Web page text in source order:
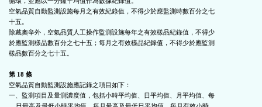
空氣品質自動監測設施每月之有效紀錄值，不得少於應監測時數百分之七
十五。
除戴奧辛外，空氣品質人工操作監測設施每年之有效樣品紀錄值，不得少
於應監測樣品數百分之七十五；每月之有效樣品紀錄值，不得少於應監測
樣品數百分之七十五。
第 18 條
空氣品質自動監測設施應記錄之項目如下：
一、監測項目及量測濃度值，包括小時平均值、日平均值、月平均值、每